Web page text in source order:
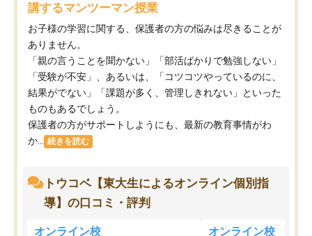
講するマンツーマン授業
お子様の学習に関する、保護者の方の悩みは尽きることが
ありません。
「親の言うことを聞かない」「部活ばかりで勉強しない」
「受験が不安」、あるいは、「コツコツやっているのに、
結果がでない」「課題が多く、管理しきれない」といった
ものもあるでしょう。
保護者の方がサポートしようにも、最新の教育事情がわ
か...
続きを読む
トウコベ【東大生によるオンライン個別指
導】の口コミ・評判
オンライン校 オンライン校